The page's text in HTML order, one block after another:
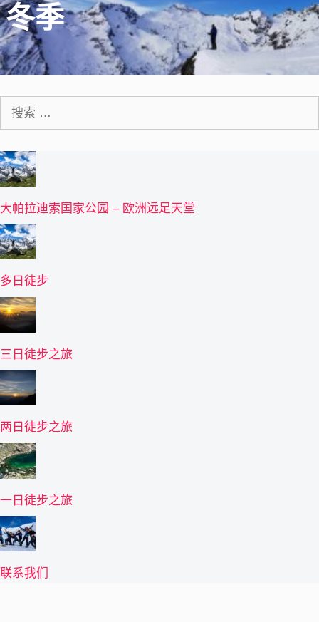
冬季
大帕拉迪索国家公园 – 欧洲远足天堂
多日徒步
三日徒步之旅
两日徒步之旅
一日徒步之旅
联系我们